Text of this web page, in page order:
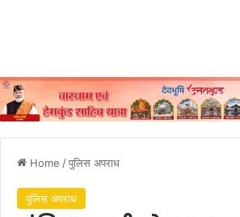
Home /पुलिस अपराध
पुलिस अपराध